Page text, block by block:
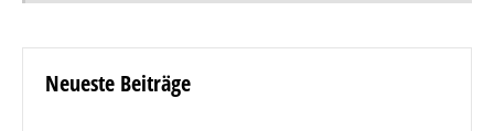
Neueste Beiträge